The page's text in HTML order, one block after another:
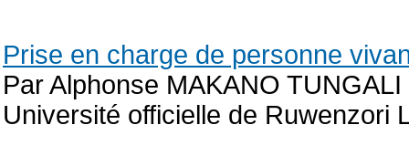
Prise en charge de personne
Par Alphonse MAKANO TUNGALI
Université officielle de Ruwenzori